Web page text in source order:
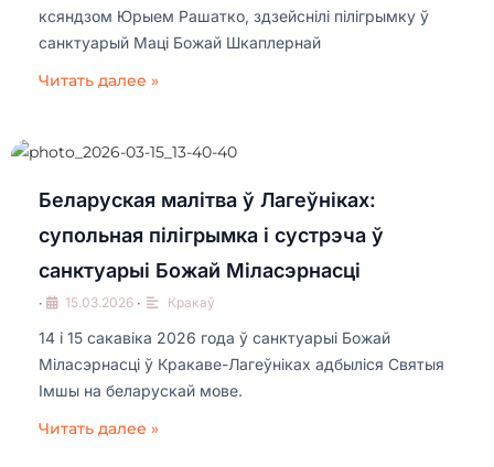
ксяндзом Юрыем Рашатко, здзейснілі пілігрымку ў
санктуарый Маці Божай Шкаплернай
Читать далее »
Беларуская малітва ў Лагеўніках:
супольная пілігрымка і сустрэча ў
санктуарыі Божай Міласэрнасці
• 15.03.2026 • Кракаў
14 і 15 сакавіка 2026 года ў санктуарыі Божай
Міласэрнасці ў Кракаве-Лагеўніках адбыліся Святыя
Імшы на беларускай мове.
Читать далее »